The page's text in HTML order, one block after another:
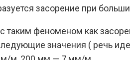
засорение при
таким феноменом как
значения ( речь